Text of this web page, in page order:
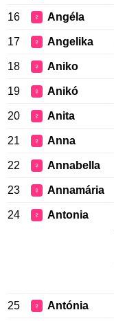
16 ♀ Angéla
17 ♀ Angelika
18 ♀ Aniko
19 ♀ Anikó
20 ♀ Anita
21 ♀ Anna
22 ♀ Annabella
23 ♀ Annamária
24 ♀ Antonia
25 ♀ Antónia